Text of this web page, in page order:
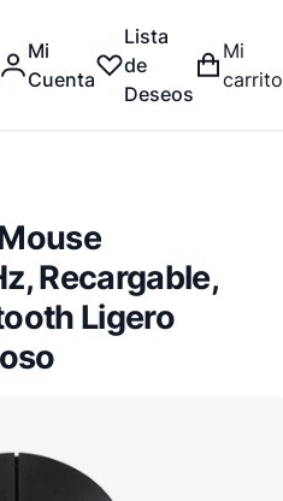
Mi
Cuenta
Lista
de
Deseos
Mi
carrito
Recargable,
Ligero